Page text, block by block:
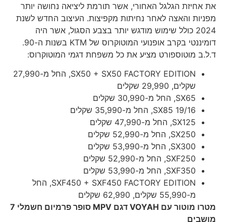
את אחיזת הגלגל האחורי, אשר תורמת ליציאה נחושה יותר
מפניות והאצה לאחר נחיתות מקפיצות. העיצוב החדש לשנת
2024 כולל שימוש מודגש יותר בצבע הסגול, אשר היה
דומיננטי בקרב אופנועי המוטוקרוס של KTM בשנות ה-90.
ד.ל.ב מוטוספורט מציע את כל משפחת דגמי המוטוקרוס:
SX50 + SX50 FACTORY EDITION, החל מ-27,990
שקלים, 29,990 שקלים
SX65, החל מ-30,990 שקלים
SX85 19/16, החל מ-35,990 שקלים
SX125, החל מ-47,990 שקלים
SX250, החל מ-52,990 שקלים
SX300, החל מ-53,990 שקלים
SXF250, החל מ-52,990 שקלים
SXF350, החל מ-53,990 שקלים
SXF450 + SXF450 FACTORY EDITION, החל
מטרו מוטור עםVOYAHדגםMPV
סופר פרמיום חשמלי 7
מושבים